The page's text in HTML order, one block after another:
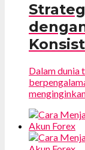
Dalam dunia